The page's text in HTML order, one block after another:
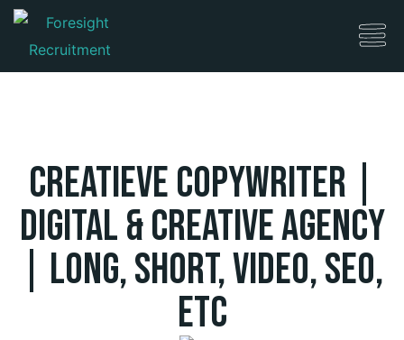
Creatieve Copywriter |
Digital & Creative Agency
| Long, Short, Video, SEO,
etc